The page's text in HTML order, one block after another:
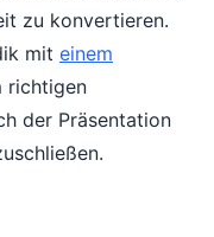
zu konvertieren.
mit einem
richtigen
der Präsentation